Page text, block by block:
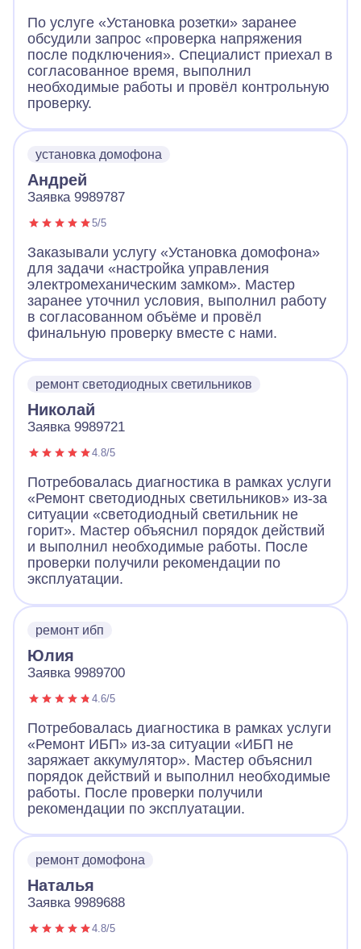
По услуге «Установка розетки» заранее
обсудили запрос «проверка напряжения
после подключения». Специалист приехал в
согласованное время, выполнил
необходимые работы и провёл контрольную
проверку.
установка домофона
Андрей
Заявка 9989787
5/5
Заказывали услугу «Установка домофона»
для задачи «настройка управления
электромеханическим замком». Мастер
заранее уточнил условия, выполнил работу
в согласованном объёме и провёл
финальную проверку вместе с нами.
ремонт светодиодных светильников
Николай
Заявка 9989721
4.8/5
Потребовалась диагностика в рамках услуги
«Ремонт светодиодных светильников» из-за
ситуации «светодиодный светильник не
горит». Мастер объяснил порядок действий
и выполнил необходимые работы. После
проверки получили рекомендации по
эксплуатации.
ремонт ибп
Юлия
Заявка 9989700
4.6/5
Потребовалась диагностика в рамках услуги
«Ремонт ИБП» из-за ситуации «ИБП не
заряжает аккумулятор». Мастер объяснил
порядок действий и выполнил необходимые
работы. После проверки получили
рекомендации по эксплуатации.
ремонт домофона
Наталья
Заявка 9989688
4.8/5